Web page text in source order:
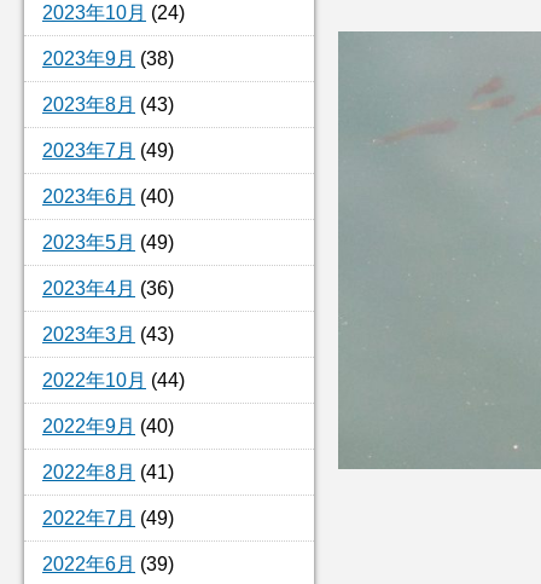
2023年10月 (24)
2023年9月 (38)
2023年8月 (43)
2023年7月 (49)
2023年6月 (40)
2023年5月 (49)
2023年4月 (36)
2023年3月 (43)
2022年10月 (44)
2022年9月 (40)
2022年8月 (41)
2022年7月 (49)
2022年6月 (39)